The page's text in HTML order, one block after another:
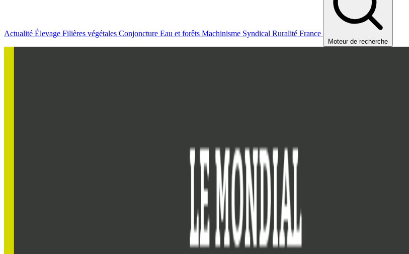
Actualité Élevage Filières végétales Conjoncture Eau et forêts Machinisme Syndical Ruralité France
Moteur de recherche